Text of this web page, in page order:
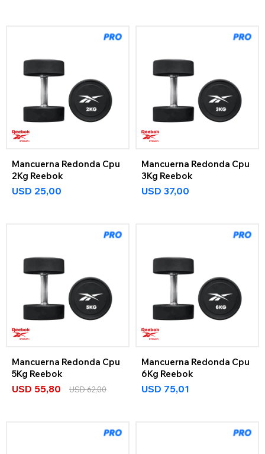
Mancuerna Redonda Cpu
2Kg Reebok
USD 25,00
Mancuerna Redonda Cpu
3Kg Reebok
USD 37,00
Mancuerna Redonda Cpu
5Kg Reebok
USD 55,80 USD62,00
Mancuerna Redonda Cpu
6Kg Reebok
USD 75,01